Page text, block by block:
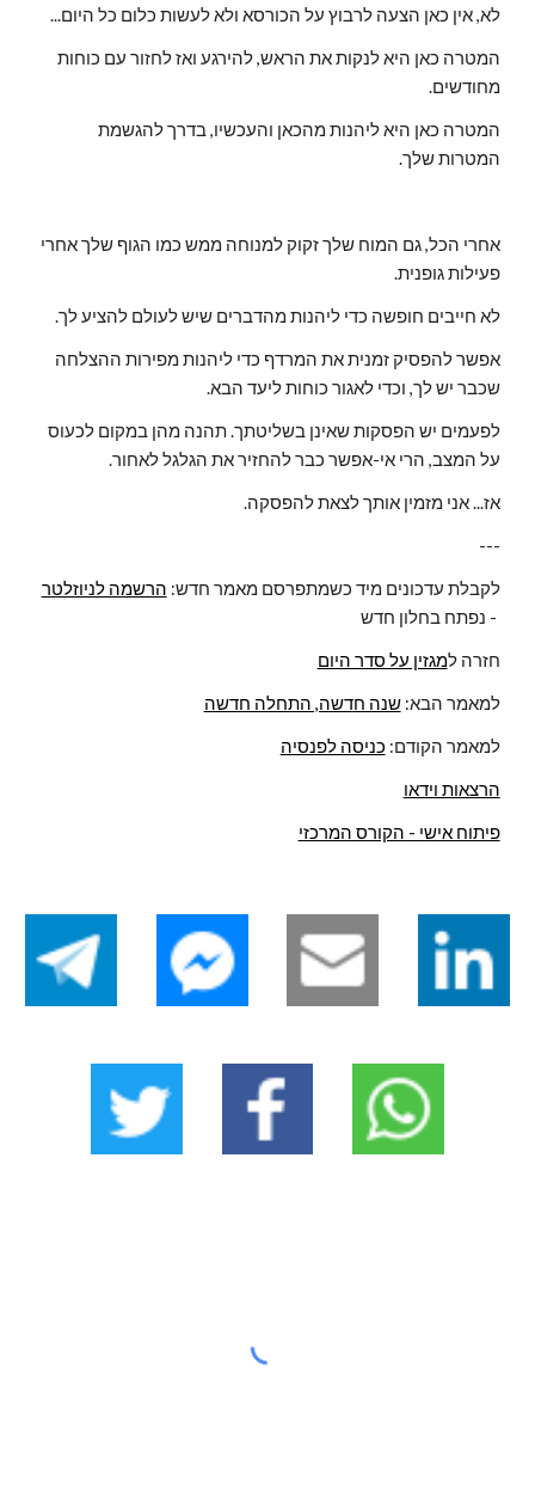
לא, אין כאן הצעה לרבוץ על הכורסא ולא לעשות כלום כל היום...
מחודשים.
המטרות שלך.
פעילות גופנית.
לא חייבים חופשה כדי ליהנות מהדברים שיש לעולם להציע לך.
שכבר יש לך, וכדי לאגור כוחות ליעד הבא.
על המצב, הרי אי-אפשר כבר להחזיר את הגלגל לאחור.
אז... אני מזמין אותך לצאת להפסקה.
---
לקבלת עדכונים מיד כשמתפרסם מאמר חדש: הרשמה לניוזלטר
חזרה למגזין על סדר היום
למאמר הבא: שנה חדשה, התחלה חדשה
למאמר הקודם: כניסה לפנסיה
הרצאות וידאו
פיתוח אישי - הקורס המרכזי